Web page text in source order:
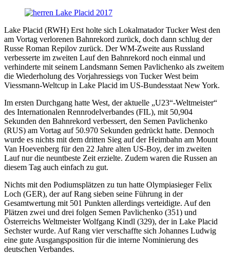
Lake Placid (RWH) Erst holte sich Lokalmatador Tucker West den
am Vortag verlorenen Bahnrekord zurück, doch dann schlug der
Russe Roman Repilov zurück. Der WM-Zweite aus Russland
verbesserte im zweiten Lauf den Bahnrekord noch einmal und
verhinderte mit seinem Landsmann Semen Pavlichenko als zweitem
die Wiederholung des Vorjahressiegs von Tucker West beim
Viessmann-Weltcup in Lake Placid im US-Bundesstaat New York.
Im ersten Durchgang hatte West, der aktuelle „U23“-Weltmeister“
des Internationalen Rennrodelverbandes (FIL), mit 50,904
Sekunden den Bahnrekord verbessert, den Semen Pavlichenko
(RUS) am Vortag auf 50.970 Sekunden gedrückt hatte. Dennoch
wurde es nichts mit dem dritten Sieg auf der Heimbahn am Mount
Van Hoevenberg für den 22 Jahre alten US-Boy, der im zweiten
Lauf nur die neuntbeste Zeit erzielte. Zudem waren die Russen an
diesem Tag auch einfach zu gut.
Nichts mit den Podiumsplätzen zu tun hatte Olympiasieger Felix
Loch (GER), der auf Rang sieben seine Führung in der
Gesamtwertung mit 501 Punkten allerdings verteidigte. Auf den
Plätzen zwei und drei folgen Semen Pavlichenko (351) und
Österreichs Weltmeister Wolfgang Kindl (329), der in Lake Placid
Sechster wurde. Auf Rang vier verschaffte sich Johannes Ludwig
eine gute Ausgangsposition für die interne Nominierung des
deutschen Verbandes.